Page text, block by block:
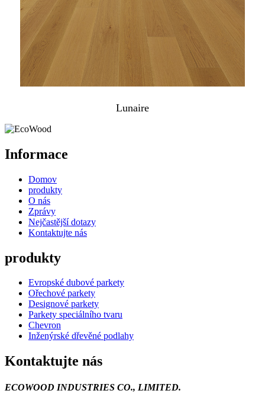
Lunaire
Informace
Domov
produkty
O nás
Zprávy
Nejčastější dotazy
Kontaktujte nás
produkty
Evropské dubové parkety
Ořechové parkety
Designové parkety
Parkety speciálního tvaru
Chevron
Inženýrské dřevěné podlahy
Kontaktujte nás
ECOWOOD INDUSTRIES CO., LIMITED.